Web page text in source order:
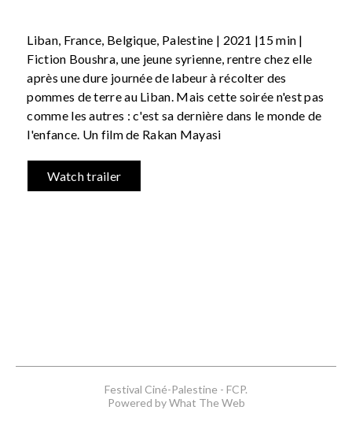
Liban, France, Belgique, Palestine | 2021 |15 min |
Fiction Boushra, une jeune syrienne, rentre chez elle
après une dure journée de labeur à récolter des
pommes de terre au Liban. Mais cette soirée n'est pas
comme les autres : c'est sa dernière dans le monde de
l'enfance. Un film de Rakan Mayasi
Watch trailer
Festival Ciné-Palestine - FCP.
Powered by What The Web